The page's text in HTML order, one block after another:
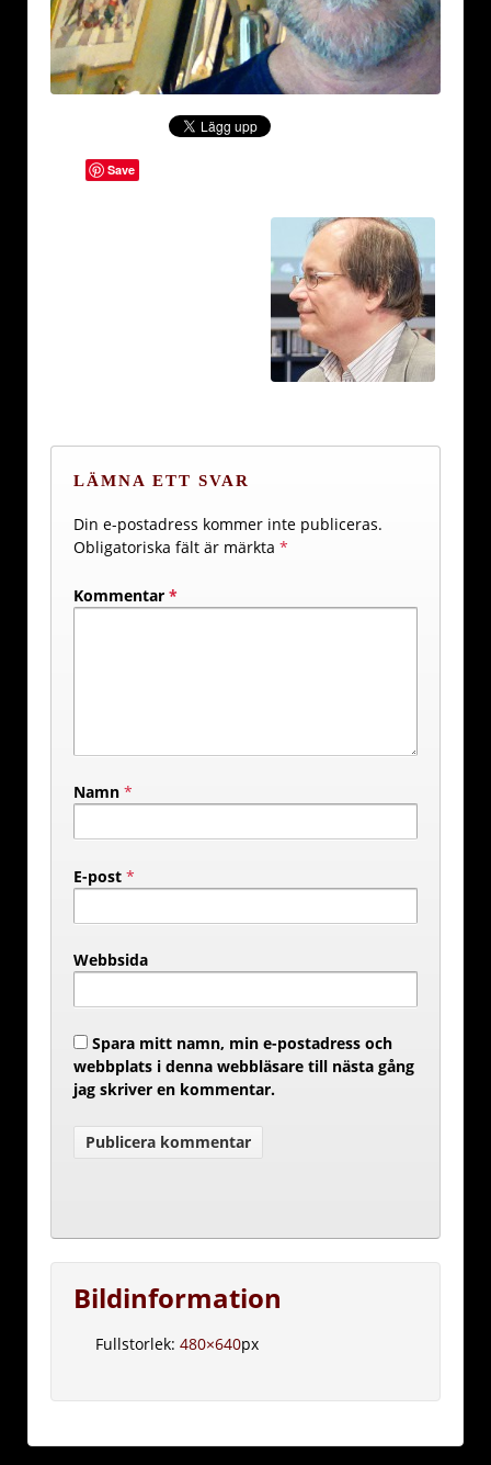
Save
LÄMNA ETT SVAR
Din e-postadress kommer inte publiceras.
Obligatoriska fält är märkta *
Kommentar *
Namn *
E-post *
Webbsida
Spara mitt namn, min e-postadress och
webbplats i denna webbläsare till nästa gång
jag skriver en kommentar.
Bildinformation
Fullstorlek: 480×640px